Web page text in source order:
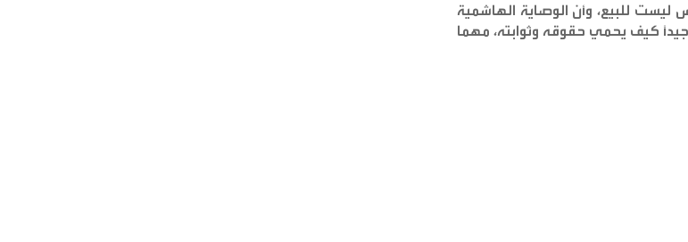
ليست للبيع، وأن الوصاية الهاشمية
كيف يحمي حقوقه وثوابته، مهما